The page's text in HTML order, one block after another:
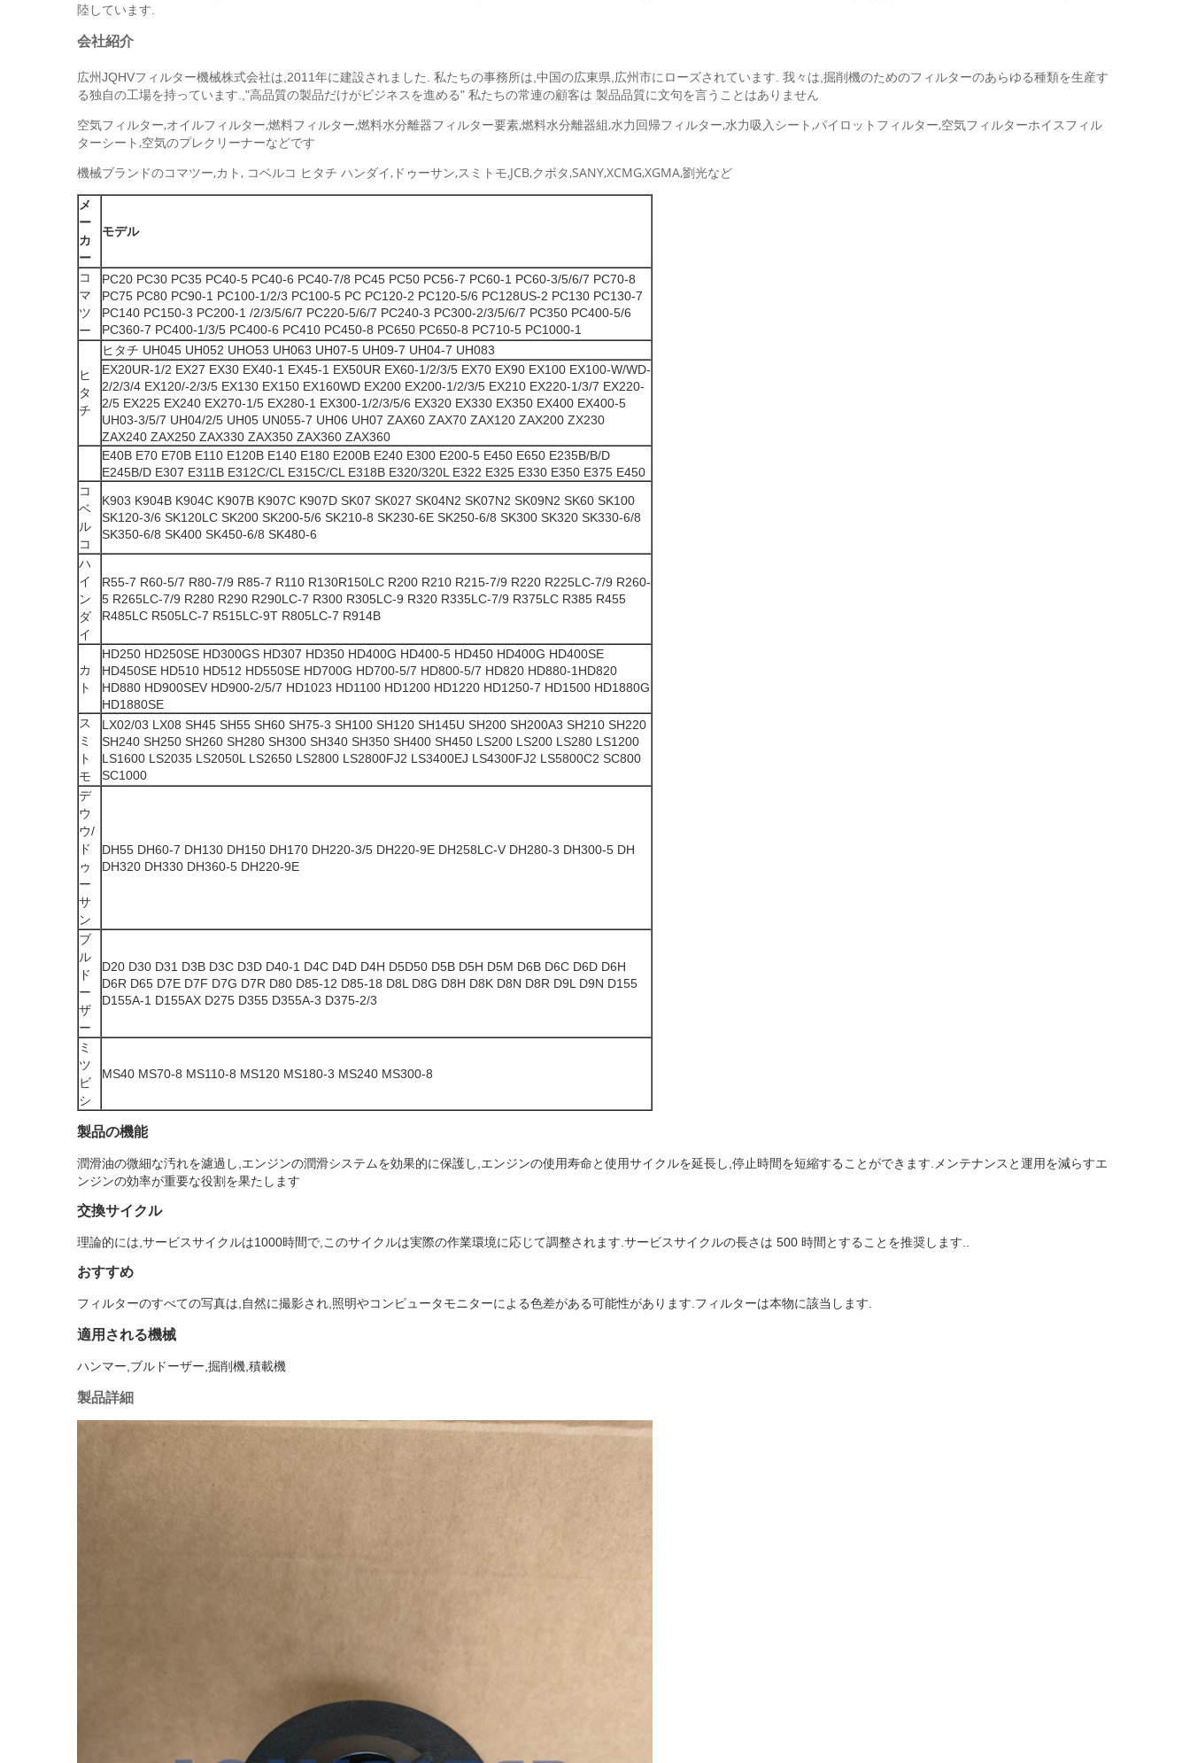
陸しています.
会社紹介
広州JQHVフィルター機械株式会社は,2011年に建設されました. 私たちの事務所は,中国の広東県,広州市にローズされています. 我々は,掘削機のためのフィルターのあらゆる種類を生産す
る独自の工場を持っています.,"高品質の製品だけがビジネスを進める" 私たちの常連の顧客は 製品品質に文句を言うことはありません
空気フィルター,オイルフィルター,燃料フィルター,燃料水分離器フィルター要素,燃料水分離器組,水力回帰フィルター,水力吸入シート,パイロットフィルター,空気フィルターホイスフィル
ターシート,空気のプレクリーナーなどです
機械ブランドのコマツー,カト, コベルコ ヒタチ ハンダイ,ドゥーサン,スミトモ,JCB,クボタ,SANY,XCMG,XGMA,劉光など
メ
ー
カ
ー
モデル
コ
マ
ツ
ー
PC20 PC30 PC35 PC40-5 PC40-6 PC40-7/8 PC45 PC50 PC56-7 PC60-1 PC60-3/5/6/7 PC70-8
PC75 PC80 PC90-1 PC100-1/2/3 PC100-5 PC PC120-2 PC120-5/6 PC128US-2 PC130 PC130-7
PC140 PC150-3 PC200-1 /2/3/5/6/7 PC220-5/6/7 PC240-3 PC300-2/3/5/6/7 PC350 PC400-5/6
PC360-7 PC400-1/3/5 PC400-6 PC410 PC450-8 PC650 PC650-8 PC710-5 PC1000-1
ヒ
タ
チ
ヒタチ UH045 UH052 UHO53 UH063 UH07-5 UH09-7 UH04-7 UH083
EX20UR-1/2 EX27 EX30 EX40-1 EX45-1 EX50UR EX60-1/2/3/5 EX70 EX90 EX100 EX100-W/WD-
2/2/3/4 EX120/-2/3/5 EX130 EX150 EX160WD EX200 EX200-1/2/3/5 EX210 EX220-1/3/7 EX220-
2/5 EX225 EX240 EX270-1/5 EX280-1 EX300-1/2/3/5/6 EX320 EX330 EX350 EX400 EX400-5
UH03-3/5/7 UH04/2/5 UH05 UN055-7 UH06 UH07 ZAX60 ZAX70 ZAX120 ZAX200 ZX230
ZAX240 ZAX250 ZAX330 ZAX350 ZAX360 ZAX360
E40B E70 E70B E110 E120B E140 E180 E200B E240 E300 E200-5 E450 E650 E235B/B/D
E245B/D E307 E311B E312C/CL E315C/CL E318B E320/320L E322 E325 E330 E350 E375 E450
コ
ベ
ル
コ
K903 K904B K904C K907B K907C K907D SK07 SK027 SK04N2 SK07N2 SK09N2 SK60 SK100
SK120-3/6 SK120LC SK200 SK200-5/6 SK210-8 SK230-6E SK250-6/8 SK300 SK320 SK330-6/8
SK350-6/8 SK400 SK450-6/8 SK480-6
ハ
イ
ン
ダ
イ
R55-7 R60-5/7 R80-7/9 R85-7 R110 R130R150LC R200 R210 R215-7/9 R220 R225LC-7/9 R260-
5 R265LC-7/9 R280 R290 R290LC-7 R300 R305LC-9 R320 R335LC-7/9 R375LC R385 R455
R485LC R505LC-7 R515LC-9T R805LC-7 R914B
カ
ト
HD250 HD250SE HD300GS HD307 HD350 HD400G HD400-5 HD450 HD400G HD400SE
HD450SE HD510 HD512 HD550SE HD700G HD700-5/7 HD800-5/7 HD820 HD880-1HD820
HD880 HD900SEV HD900-2/5/7 HD1023 HD1100 HD1200 HD1220 HD1250-7 HD1500 HD1880G
HD1880SE
ス
ミ
ト
モ
LX02/03 LX08 SH45 SH55 SH60 SH75-3 SH100 SH120 SH145U SH200 SH200A3 SH210 SH220
SH240 SH250 SH260 SH280 SH300 SH340 SH350 SH400 SH450 LS200 LS200 LS280 LS1200
LS1600 LS2035 LS2050L LS2650 LS2800 LS2800FJ2 LS3400EJ LS4300FJ2 LS5800C2 SC800
SC1000
デ
ウ
ウ/
ド
ゥ
ー
サ
ン
DH55 DH60-7 DH130 DH150 DH170 DH220-3/5 DH220-9E DH258LC-V DH280-3 DH300-5 DH
DH320 DH330 DH360-5 DH220-9E
ブ
ル
ド
ー
ザ
ー
D20 D30 D31 D3B D3C D3D D40-1 D4C D4D D4H D5D50 D5B D5H D5M D6B D6C D6D D6H
D6R D65 D7E D7F D7G D7R D80 D85-12 D85-18 D8L D8G D8H D8K D8N D8R D9L D9N D155
D155A-1 D155AX D275 D355 D355A-3 D375-2/3
ミ
ツ
ビ
シ
MS40 MS70-8 MS110-8 MS120 MS180-3 MS240 MS300-8
製品の機能
潤滑油の微細な汚れを濾過し,エンジンの潤滑システムを効果的に保護し,エンジンの使用寿命と使用サイクルを延長し,停止時間を短縮することができます.メンテナンスと運用を減らすエ
ンジンの効率が重要な役割を果たします
交換サイクル
理論的には,サービスサイクルは1000時間で,このサイクルは実際の作業環境に応じて調整されます.サービスサイクルの長さは 500 時間とすることを推奨します..
おすすめ
フィルターのすべての写真は,自然に撮影され,照明やコンピュータモニターによる色差がある可能性があります.フィルターは本物に該当します.
適用される機械
ハンマー,ブルドーザー,掘削機,積載機
製品詳細